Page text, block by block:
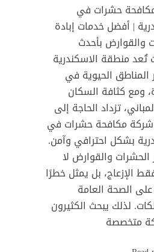
حشرات في
| أفضل خدمات إبادة
والقوارض بأحدث
تُعد منطقة الاسكندرية
المناطق الحيوية في
ومع كثافة السكان
تزداد الحاجة إلى
مكافحة حشرات في
بشكل احترافي وآمن.
الحشرات والقوارض لا
الإزعاج، بل يمثل خطرًا
الصحة العامة
لذلك يبحث الكثيرون
متخصصة